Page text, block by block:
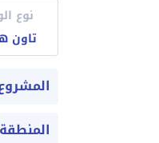
نوع
تاون
المنطقة